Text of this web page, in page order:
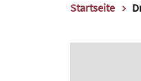
Startseite